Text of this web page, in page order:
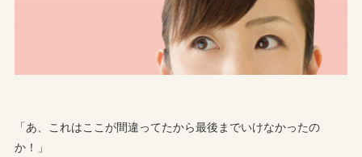
「あ、これはここが間違ってたから最後までいけなかったの
か！」